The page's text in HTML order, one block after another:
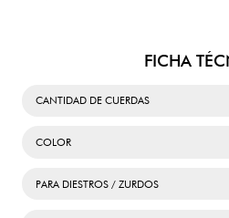
FICHA
CANTIDAD DE CUERDAS
COLOR
PARA DIESTROS / ZURDOS